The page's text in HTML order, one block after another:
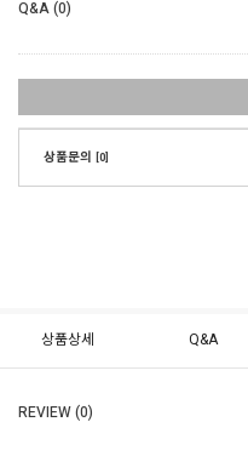
Q&A (0)
상품문의 [0]
상품상세 Q&A
REVIEW (0)